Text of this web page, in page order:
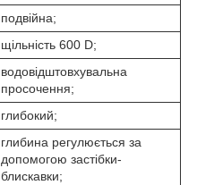
подвійна;
щільність 600 D;
водовідштовхувальна
просочення;
глибокий;
глибина регулюється за
допомогою застібки-
блискавки;